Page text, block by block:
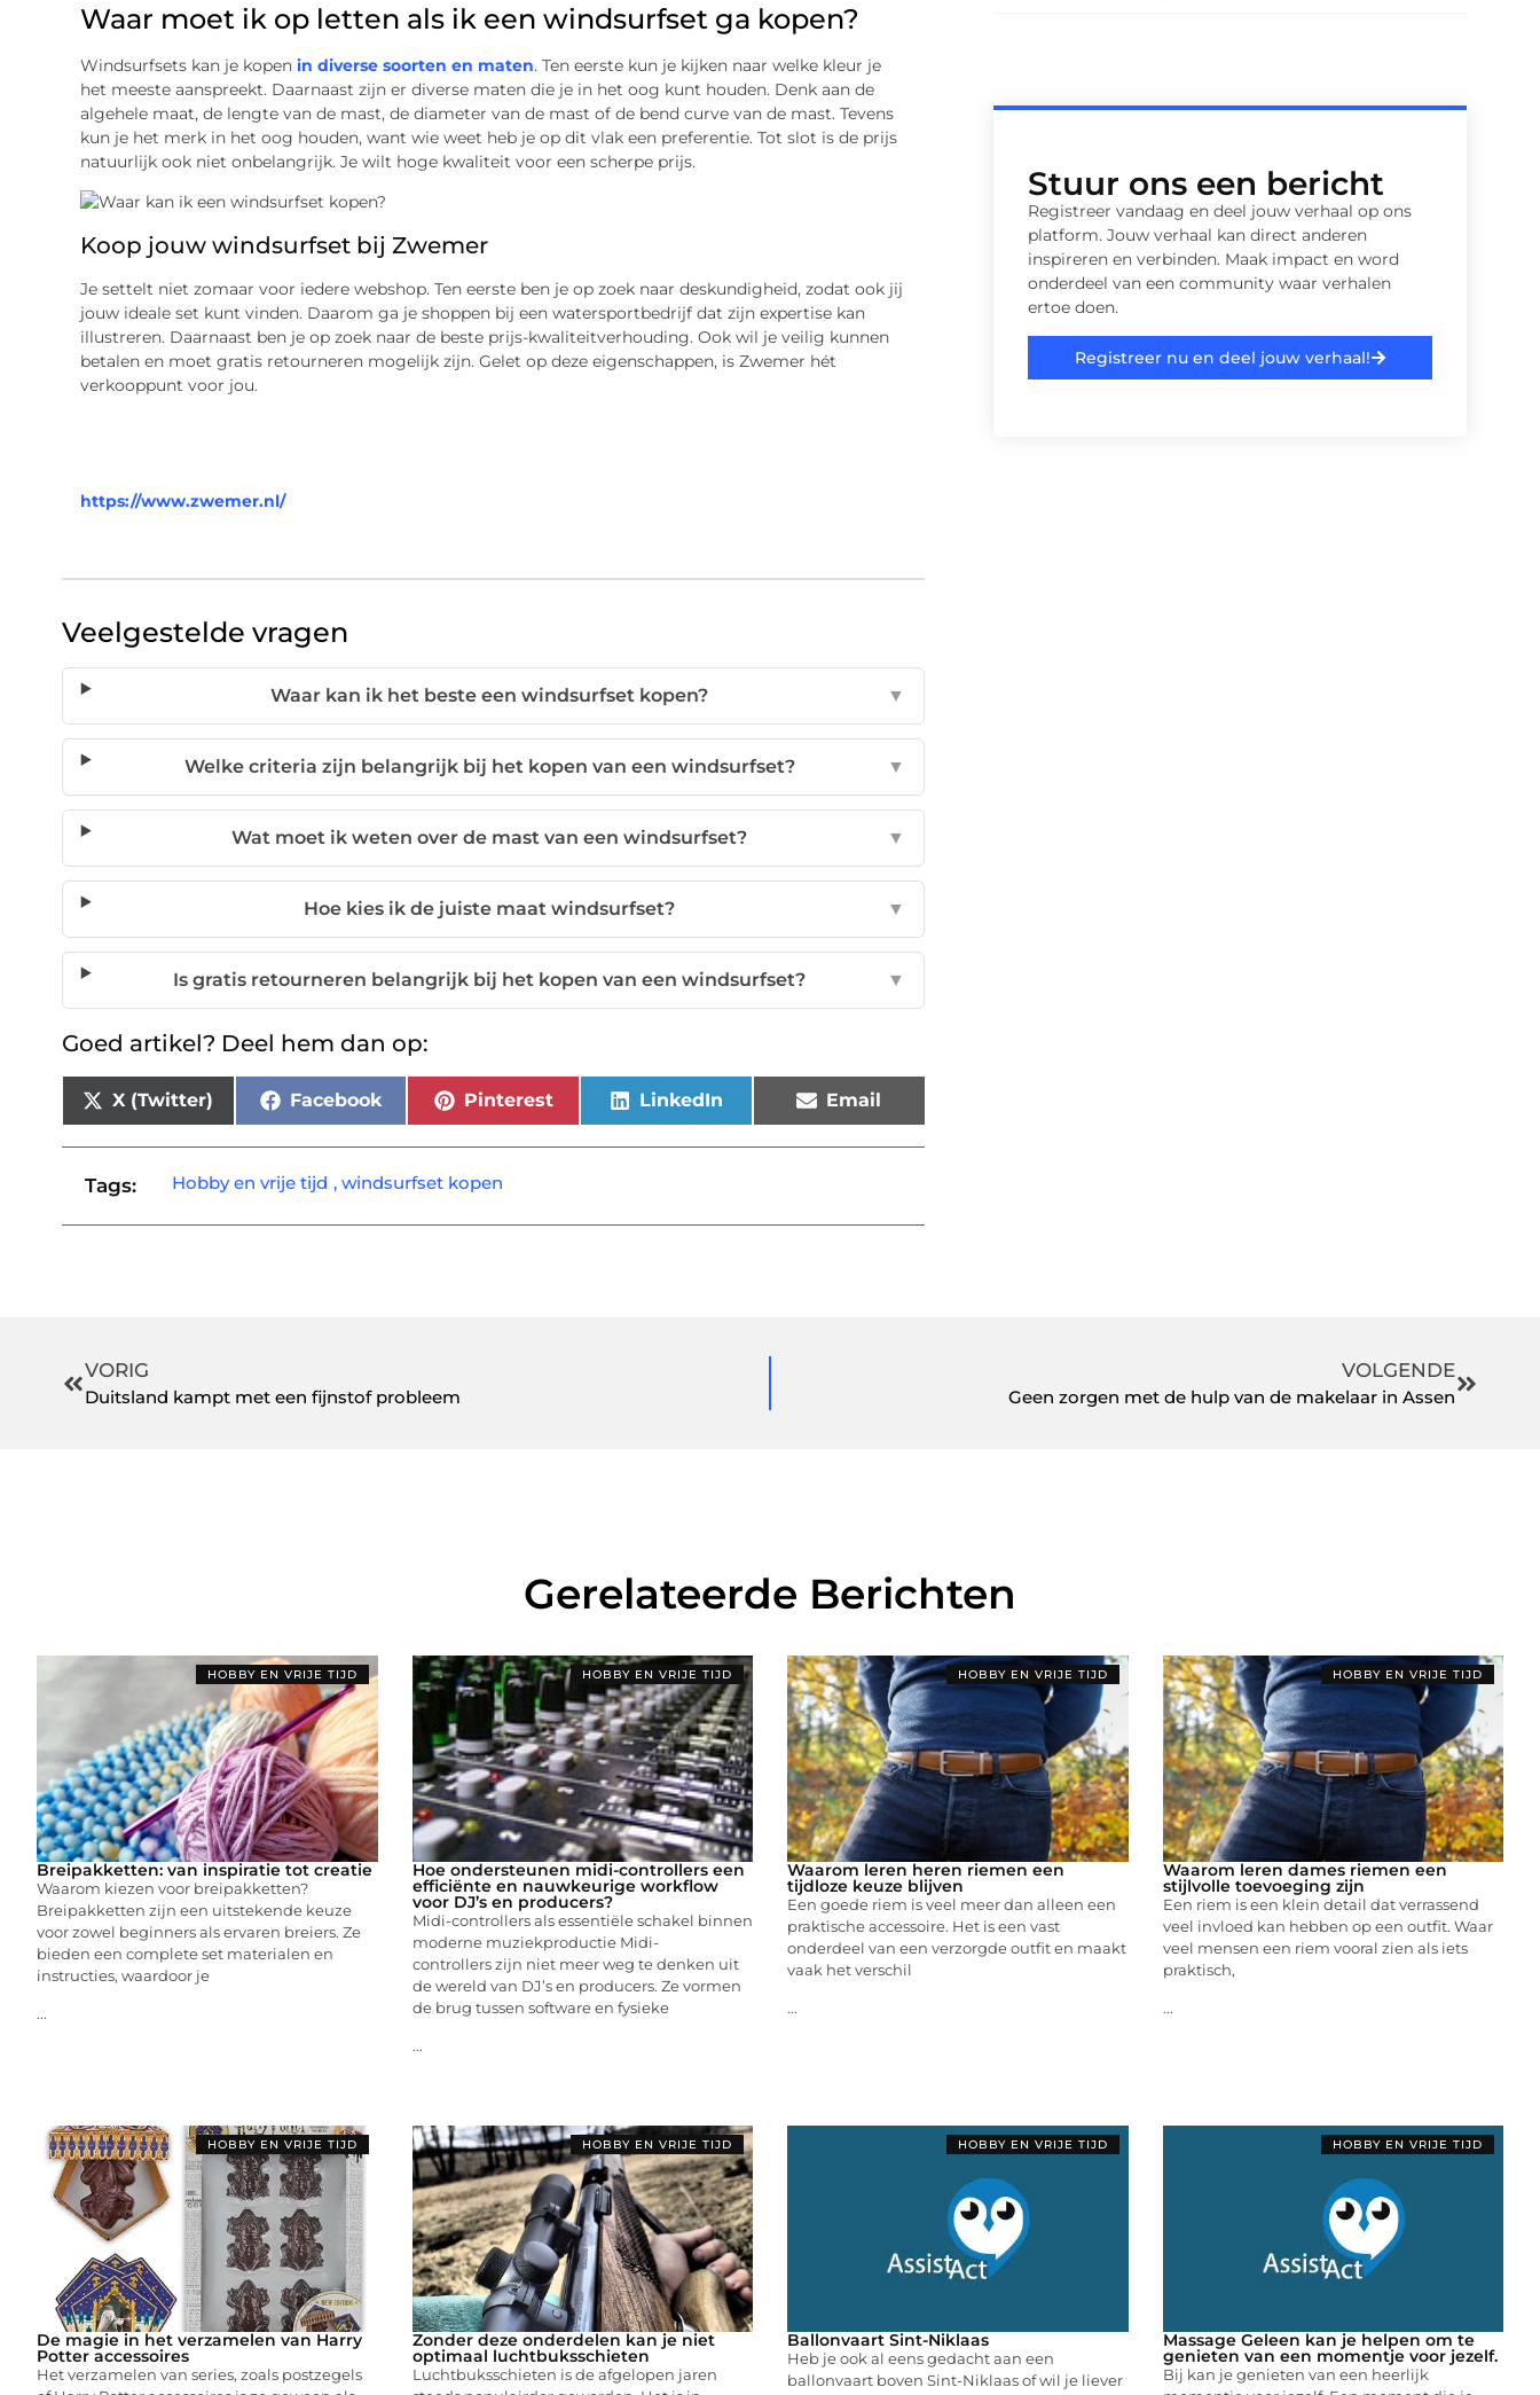
Waar moet ik op letten als ik een windsurfset ga kopen?
Windsurfsets kan je kopen in diverse soorten en maten. Ten eerste kun je kijken naar welke kleur je
het meeste aanspreekt. Daarnaast zijn er diverse maten die je in het oog kunt houden. Denk aan de
algehele maat, de lengte van de mast, de diameter van de mast of de bend curve van de mast. Tevens
kun je het merk in het oog houden, want wie weet heb je op dit vlak een preferentie. Tot slot is de prijs
natuurlijk ook niet onbelangrijk. Je wilt hoge kwaliteit voor een scherpe prijs.
Koop jouw windsurfset bij Zwemer
Je settelt niet zomaar voor iedere webshop. Ten eerste ben je op zoek naar deskundigheid, zodat ook jij
jouw ideale set kunt vinden. Daarom ga je shoppen bij een watersportbedrijf dat zijn expertise kan
illustreren. Daarnaast ben je op zoek naar de beste prijs-kwaliteitverhouding. Ook wil je veilig kunnen
betalen en moet gratis retourneren mogelijk zijn. Gelet op deze eigenschappen, is Zwemer hét
verkooppunt voor jou.
https://www.zwemer.nl/
Veelgestelde vragen
Waar kan ik het beste een windsurfset kopen? ▼
Welke criteria zijn belangrijk bij het kopen van een windsurfset? ▼
Wat moet ik weten over de mast van een windsurfset? ▼
Hoe kies ik de juiste maat windsurfset? ▼
Is gratis retourneren belangrijk bij het kopen van een windsurfset? ▼
Goed artikel? Deel hem dan op:
X (Twitter) Facebook Pinterest LinkedIn Email
Tags: Hobby en vrije tijd ,windsurfset kopen
Stuur ons een bericht
Registreer vandaag en deel jouw verhaal op ons
platform. Jouw verhaal kan direct anderen
inspireren en verbinden. Maak impact en word
onderdeel van een community waar verhalen
ertoe doen.
Registreer nu en deel jouw verhaal!
VORIG
Duitsland kampt met een fijnstof probleem
VOLGENDE
Geen zorgen met de hulp van de makelaar in Assen
Gerelateerde Berichten
HOBBY EN VRIJE TIJD
Breipakketten: van inspiratie tot creatie
Waarom kiezen voor breipakketten?
Breipakketten zijn een uitstekende keuze
voor zowel beginners als ervaren breiers. Ze
bieden een complete set materialen en
instructies, waardoor je
...
HOBBY EN VRIJE TIJD
Hoe ondersteunen midi-controllers een
efficiënte en nauwkeurige workflow
voor DJ’s en producers?
Midi-controllers als essentiële schakel binnen
moderne muziekproductie Midi-
controllers zijn niet meer weg te denken uit
de wereld van DJ’s en producers. Ze vormen
de brug tussen software en fysieke
...
HOBBY EN VRIJE TIJD
Waarom leren heren riemen een
tijdloze keuze blijven
Een goede riem is veel meer dan alleen een
praktische accessoire. Het is een vast
onderdeel van een verzorgde outfit en maakt
vaak het verschil
...
HOBBY EN VRIJE TIJD
Waarom leren dames riemen een
stijlvolle toevoeging zijn
Een riem is een klein detail dat verrassend
veel invloed kan hebben op een outfit. Waar
veel mensen een riem vooral zien als iets
praktisch,
...
HOBBY EN VRIJE TIJD
De magie in het verzamelen van Harry
Potter accessoires
Het verzamelen van series, zoals postzegels
HOBBY EN VRIJE TIJD
Zonder deze onderdelen kan je niet
optimaal luchtbuksschieten
Luchtbuksschieten is de afgelopen jaren
HOBBY EN VRIJE TIJD
Ballonvaart Sint-Niklaas
Heb je ook al eens gedacht aan een
ballonvaart boven Sint-Niklaas of wil je liever
HOBBY EN VRIJE TIJD
Massage Geleen kan je helpen om te
genieten van een momentje voor jezelf.
Bij kan je genieten van een heerlijk